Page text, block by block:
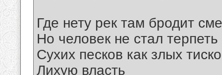
Где нету рек там бродит
Но человек не стал терпеть
Сухих песков как злых
Лихую власть